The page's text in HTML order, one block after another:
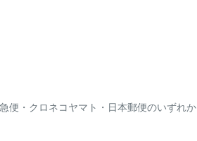
)が加算されます
便・クロネコヤマト・日本郵便のいずれか